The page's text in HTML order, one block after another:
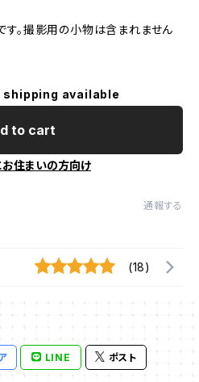
す。撮影用の小物は含まれません
available
to cart
住まいの方向け
通報する
(18)
LINE ポスト